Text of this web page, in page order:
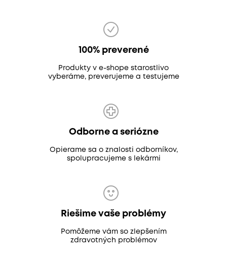
100% preverené
Produkty v e-shope starostlivo
vyberáme, preverujeme a testujeme
Odborne a seriózne
Opierame sa o znalosti odborníkov,
spolupracujeme s lekármi
Riešime vaše problémy
Pomôžeme vám so zlepšením
zdravotných problémov